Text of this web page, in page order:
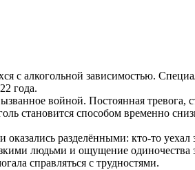
с алкогольной зависимостью.
года.
войной. Постоянная тревога,
становится способом временно
разделёнными: кто-то уехал
людьми и ощущение одиночества
справляться с трудностями.